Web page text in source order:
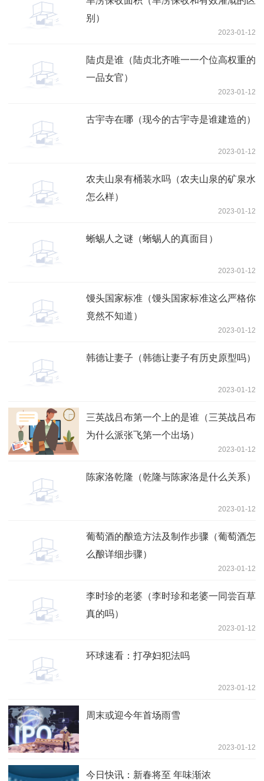
别）
2023-01-12
陆贞是谁（陆贞北齐唯一一个位高权重的
一品女官）
2023-01-12
古宇寺在哪（现今的古宇寺是谁建造的）
2023-01-12
农夫山泉有桶装水吗（农夫山泉的矿泉水
怎么样）
2023-01-12
蜥蜴人之谜（蜥蜴人的真面目）
2023-01-12
馒头国家标准（馒头国家标准这么严格你
竟然不知道）
2023-01-12
韩德让妻子（韩德让妻子有历史原型吗）
2023-01-12
三英战吕布第一个上的是谁（三英战吕布
为什么派张飞第一个出场）
2023-01-12
陈家洛乾隆（乾隆与陈家洛是什么关系）
2023-01-12
葡萄酒的酿造方法及制作步骤（葡萄酒怎
么酿详细步骤）
2023-01-12
李时珍的老婆（李时珍和老婆一同尝百草
真的吗）
2023-01-12
环球速看：打孕妇犯法吗
2023-01-12
周末或迎今年首场雨雪
2023-01-12
今日快讯：新春将至 年味渐浓